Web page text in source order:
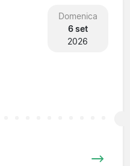
Domenica
6 set
2026